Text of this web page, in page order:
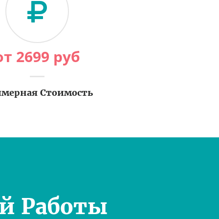
2699 руб
Стоимость
Работы